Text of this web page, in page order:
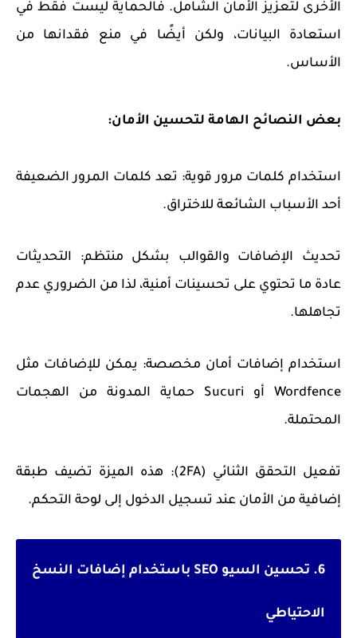
الأخرى لتعزيز الأمان الشامل. فالحماية ليست فقط في
استعادة البيانات، ولكن أيضًا في منع فقدانها من
الأساس.
بعض النصائح الهامة لتحسين الأمان:
استخدام كلمات مرور قوية: تعد كلمات المرور الضعيفة
أحد الأسباب الشائعة للاختراق.
تحديث الإضافات والقوالب بشكل منتظم: التحديثات
عادة ما تحتوي على تحسينات أمنية، لذا من الضروري عدم
تجاهلها.
استخدام إضافات أمان مخصصة: يمكن للإضافات مثل
Wordfence أو Sucuri حماية المدونة من الهجمات
المحتملة.
تفعيل التحقق الثنائي (2FA): هذه الميزة تضيف طبقة
إضافية من الأمان عند تسجيل الدخول إلى لوحة التحكم.
6. تحسين السيو SEO باستخدام إضافات النسخ
الاحتياطي